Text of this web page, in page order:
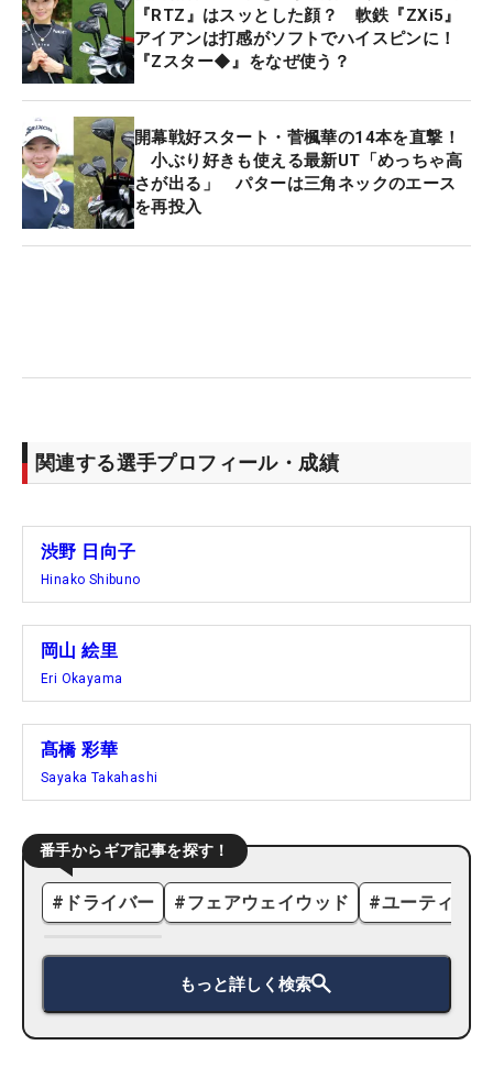
『RTZ』はスッとした顔？ 軟鉄『ZXi5』
アイアンは打感がソフトでハイスピンに！
『Zスター◆』をなぜ使う？
開幕戦好スタート・菅楓華の14本を直撃！
小ぶり好きも使える最新UT「めっちゃ高
さが出る」 パターは三角ネックのエース
を再投入
関連する選手プロフィール・成績
渋野 日向子
Hinako Shibuno
岡山 絵里
Eri Okayama
髙橋 彩華
Sayaka Takahashi
番手からギア記事を探す！
# ドライバー #フェアウェイウッド #ユーティリ
もっと詳しく検索